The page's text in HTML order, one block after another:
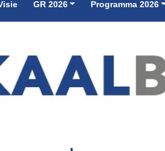
GR 2026 Programma 2026